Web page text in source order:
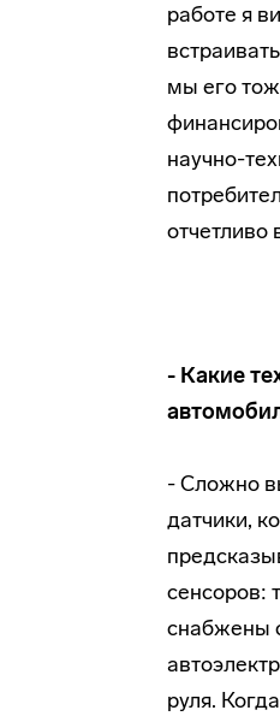
работе я
мы его
научно-
- Какие
- Сложно
датчики,
сенсоров:
снабжены
руля.